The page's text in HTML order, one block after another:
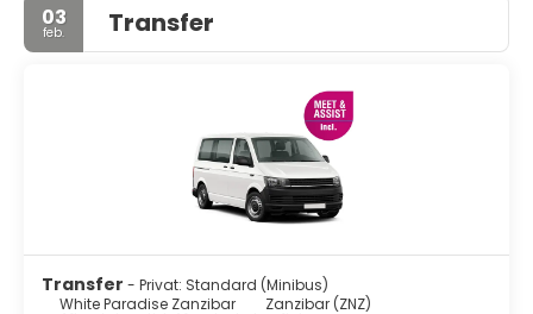
03
feb. Transfer
Transfer - Privat: Standard (Minibus)
White Paradise Zanzibar
Zanzibar (ZNZ)